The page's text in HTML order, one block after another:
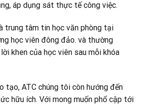
áp dụng sát thực tế công việc.
trung tâm tin học văn phòng tại
học viên đông đảo. và thường
khen của học viên sau mỗi khóa
tạo, ATC chúng tôi còn hướng đến
hữu ích. Với mong muốn phổ cập tới